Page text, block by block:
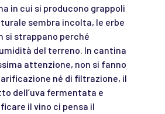
in cui si producono grappoli
sembra incolta, le erbe
si strappano perché
del terreno. In cantina
attenzione, non si fanno
né di filtrazione, il
dell’uva fermentata e
il vino ci pensa il